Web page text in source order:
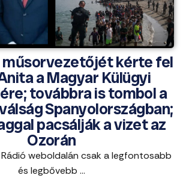
műsorvezetőjét kérte fel
a Magyar Külügyi
továbbra is tombol a
Spanyolországban;
pacsálják a vizet az
Ozorán
weboldalán csak a legfontosabb
és legbővebb ...